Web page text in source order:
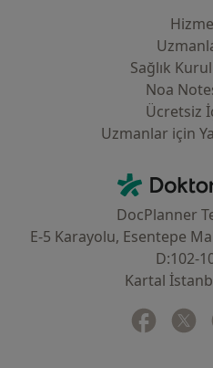
Sağlık
Noa
Ücretsiz
Uzmanlar için
DocPlanner
E-5 Karayolu, Esentepe
D:102-
Kartal
yeni bir